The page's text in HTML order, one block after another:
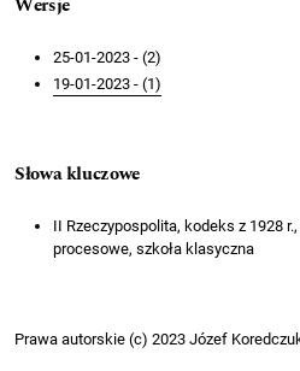
25-01-2023 - (2)
19-01-2023 - (1)
Słowa kluczowe
II Rzeczypospolita, kodeks z 1928
procesowe, szkoła klasyczna
Prawa autorskie (c) 2023 Józef